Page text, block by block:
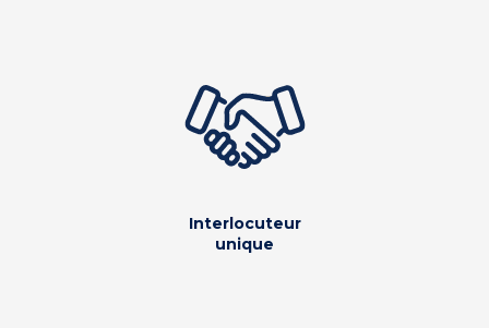
Interlocuteur
unique